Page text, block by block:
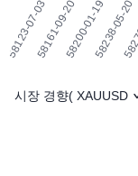
시장 경향( XAUUSD